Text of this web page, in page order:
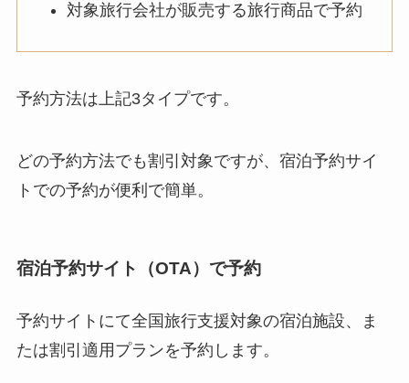
対象旅行会社が販売する旅行商品で予約
予約方法は上記3タイプです。
どの予約方法でも割引対象ですが、宿泊予約サイ
トでの予約が便利で簡単。
宿泊予約サイト（OTA）で予約
予約サイトにて全国旅行支援対象の宿泊施設、ま
たは割引適用プランを予約します。